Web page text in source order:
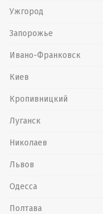
Ужгород
Запорожье
Ивано-Франковск
Киев
Кропивницкий
Луганск
Николаев
Львов
Одесса
Полтава